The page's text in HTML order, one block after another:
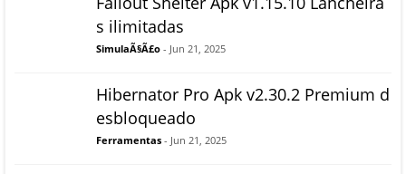
s ilimitadas
SimulaÃ§Ã£o - Jun 21, 2025
Hibernator Pro Apk v2.30.2 Premium d
esbloqueado
Ferramentas - Jun 21, 2025